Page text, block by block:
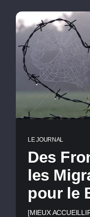
LE JOURNAL
Des
les
pour le
[MIEUX